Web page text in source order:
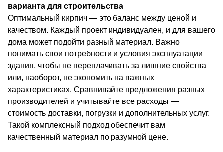
варианта для строительства
Оптимальный кирпич — это баланс между ценой и
качеством. Каждый проект индивидуален, и для вашего
дома может подойти разный материал. Важно
понимать свои потребности и условия эксплуатации
здания, чтобы не переплачивать за лишние свойства
или, наоборот, не экономить на важных
характеристиках. Сравнивайте предложения разных
производителей и учитывайте все расходы —
стоимость доставки, погрузки и дополнительных услуг.
Такой комплексный подход обеспечит вам
качественный материал по разумной цене.